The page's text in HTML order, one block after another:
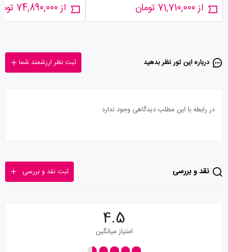
از 71,710,000 تومان از 74,890,000 تومان
درباره این تور‌ نظر بدهید ثبت نظر ارزشمند شما
در رابطه با این مطلب دیدگاهی وجود ندارد
نقد و بررسی ثبت نقد و بررسی
4.5
امتیاز میانگین